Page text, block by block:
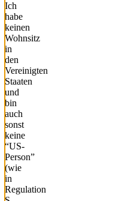
Ich
habe
keinen
Wohnsitz
in
den
Vereinigten
Staaten
und
bin
auch
sonst
keine
“US-
Person”
(wie
in
Regulation